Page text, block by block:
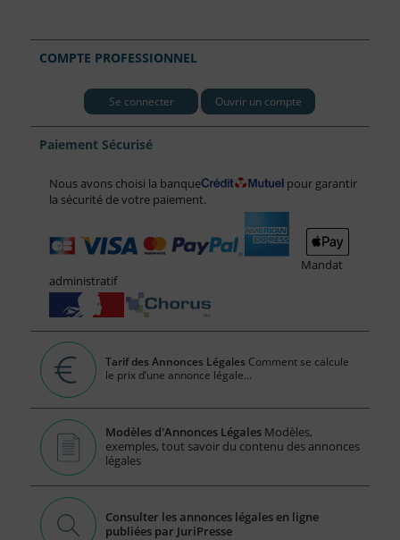
COMPTE PROFESSIONNEL
Se connecter Ouvrir un compte
Paiement Sécurisé
Nous avons choisi la banque
pour garantir
la sécurité de votre paiement.
Mandat
administratif
Tarif des Annonces Légales Comment se calcule
le prix d’une annonce légale...
Modèles d'Annonces Légales Modèles,
exemples, tout savoir du contenu des annonces
légales
Consulter les annonces légales en ligne
publiées par JuriPresse